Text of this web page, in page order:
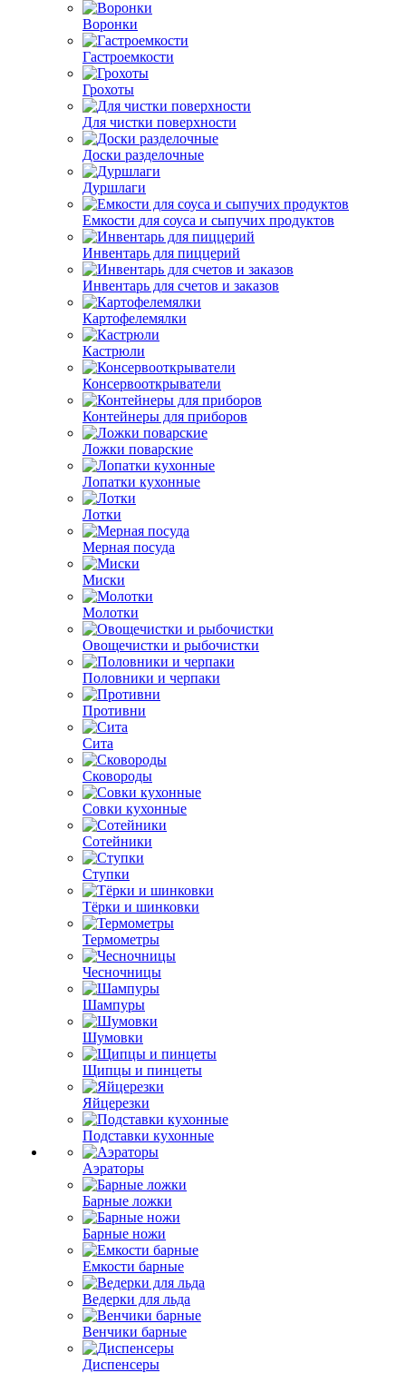
Воронки
Гастроемкости
Грохоты
Для чистки поверхности
Доски разделочные
Дуршлаги
Емкости для соуса и сыпучих продуктов
Инвентарь для пиццерий
Инвентарь для счетов и заказов
Картофелемялки
Кастрюли
Консервооткрыватели
Контейнеры для приборов
Ложки поварские
Лопатки кухонные
Лотки
Мерная посуда
Миски
Молотки
Овощечистки и рыбочистки
Половники и черпаки
Противни
Сита
Сковороды
Совки кухонные
Сотейники
Ступки
Тёрки и шинковки
Термометры
Чесночницы
Шампуры
Шумовки
Щипцы и пинцеты
Яйцерезки
Подставки кухонные
Аэраторы
Барные ложки
Барные ножи
Емкости барные
Ведерки для льда
Венчики барные
Диспенсеры